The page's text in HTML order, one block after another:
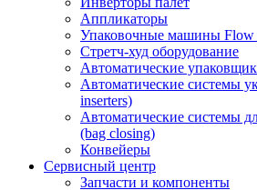
Аппликаторы
Упаковочные машины Flow
Стретч-худ оборудование
Автоматические
Автоматические системы
inserters)
Автоматические системы
(bag closing)
Конвейеры
Сервисный центр
Запчасти и компоненты